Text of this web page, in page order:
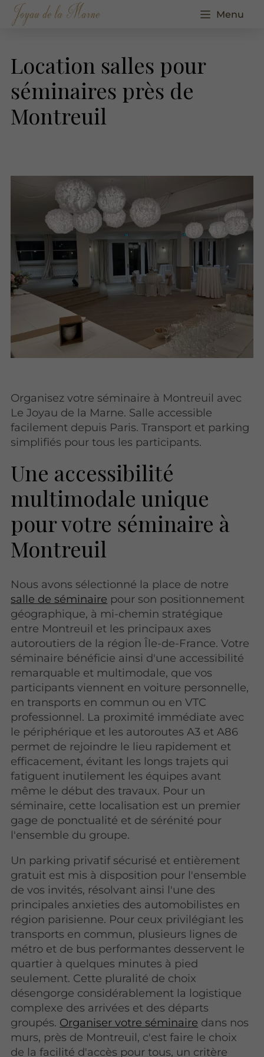
Menu
Location salles pour
séminaires près de
Montreuil
Organisez votre séminaire à Montreuil avec
Le Joyau de la Marne. Salle accessible
facilement depuis Paris. Transport et parking
simplifiés pour tous les participants.
Une accessibilité
multimodale unique
pour votre séminaire à
Montreuil
Nous avons sélectionné la place de notre
salle de séminaire pour son positionnement
géographique, à mi-chemin stratégique
entre Montreuil et les principaux axes
autoroutiers de la région Île-de-France. Votre
séminaire bénéficie ainsi d'une accessibilité
remarquable et multimodale, que vos
participants viennent en voiture personnelle,
en transports en commun ou en VTC
professionnel. La proximité immédiate avec
le périphérique et les autoroutes A3 et A86
permet de rejoindre le lieu rapidement et
efficacement, évitant les longs trajets qui
fatiguent inutilement les équipes avant
même le début des travaux. Pour un
séminaire, cette localisation est un premier
gage de ponctualité et de sérénité pour
l'ensemble du groupe.
Un parking privatif sécurisé et entièrement
gratuit est mis à disposition pour l'ensemble
de vos invités, résolvant ainsi l'une des
principales anxieties des automobilistes en
région parisienne. Pour ceux privilégiant les
transports en commun, plusieurs lignes de
métro et de bus performantes desservent le
quartier à quelques minutes à pied
seulement. Cette pluralité de choix
désengorge considérablement la logistique
complexe des arrivées et des départs
groupés. Organiser votre séminaire dans nos
murs, près de Montreuil, c'est faire le choix
de la facilité d'accès pour tous, un critère